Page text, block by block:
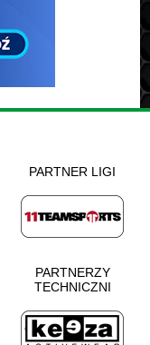
PARTNER LIGI
PARTNERZY
TECHNICZNI